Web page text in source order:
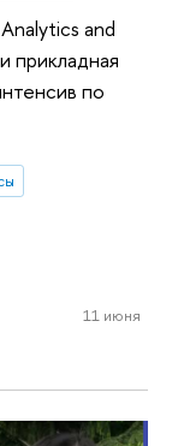
and
прикладная
по
11 июня